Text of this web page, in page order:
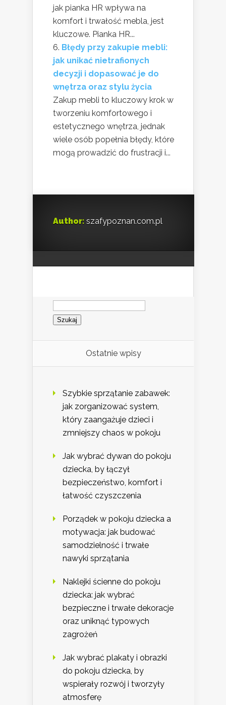
jak pianka HR wpływa na
komfort i trwałość mebla, jest
kluczowe. Pianka HR...
Błędy przy zakupie mebli:
jak unikać nietrafionych
decyzji i dopasować je do
wnętrza oraz stylu życia
Zakup mebli to kluczowy krok w
tworzeniu komfortowego i
estetycznego wnętrza, jednak
wiele osób popełnia błędy, które
mogą prowadzić do frustracji i...
Author: szafypoznan.com.pl
Szukaj:
Ostatnie wpisy
Szybkie sprzątanie zabawek:
jak zorganizować system,
który zaangażuje dzieci i
zmniejszy chaos w pokoju
Jak wybrać dywan do pokoju
dziecka, by łączył
bezpieczeństwo, komfort i
łatwość czyszczenia
Porządek w pokoju dziecka a
motywacja: jak budować
samodzielność i trwałe
nawyki sprzątania
Naklejki ścienne do pokoju
dziecka: jak wybrać
bezpieczne i trwałe dekoracje
oraz uniknąć typowych
zagrożeń
Jak wybrać plakaty i obrazki
do pokoju dziecka, by
wspierały rozwój i tworzyły
atmosferę